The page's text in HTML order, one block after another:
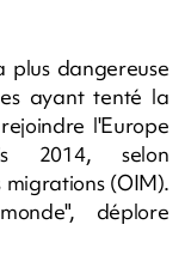
plus dangereuse
ayant tenté la
l'Europe
2014, selon
(OIM).
déplore